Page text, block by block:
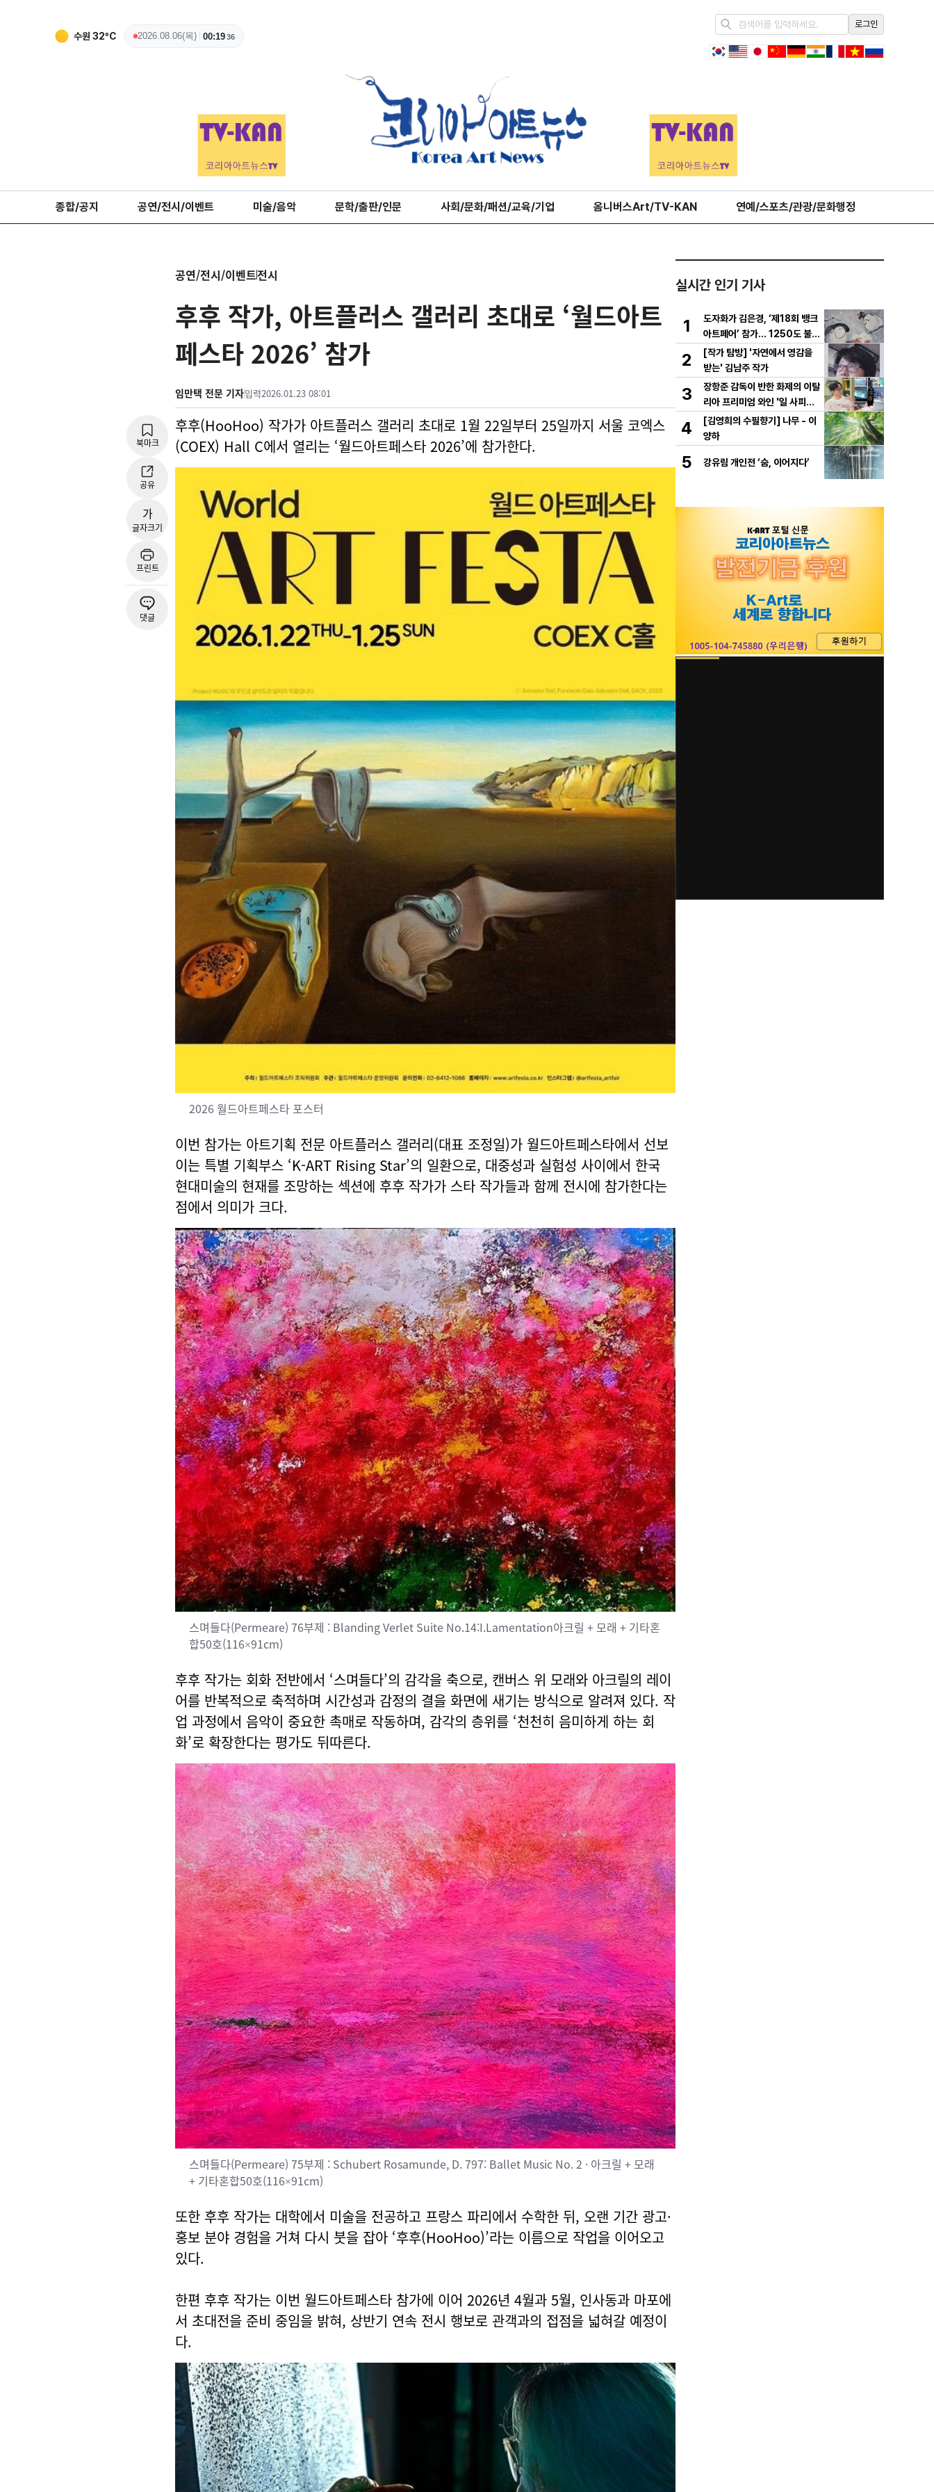
수원 32ºC 2026.08.06(목) 00:1937
로그인
종합/공지 공연/전시/이벤트 미술/음악 문학/출판/인문 사회/문화/패션/교육/기업 옴니버스Art/TV-KAN 연예/스포츠/관광/문화행정
공연/전시/이벤트전시
후후 작가, 아트플러스 갤러리 초대로 ‘월드아트
페스타 2026’ 참가
임만택 전문 기자입력2026.01.23 08:01
북마크
공유
가
글자크기
프린트
댓글
후후(HooHoo) 작가가 아트플러스 갤러리 초대로 1월 22일부터 25일까지 서울 코엑스
(COEX) Hall C에서 열리는 ‘월드아트페스타 2026’에 참가한다.
2026 월드아트페스타 포스터
이번 참가는 아트기획 전문 아트플러스 갤러리(대표 조정일)가 월드아트페스타에서 선보
이는 특별 기획부스 ‘K-ART Rising Star’의 일환으로, 대중성과 실험성 사이에서 한국
현대미술의 현재를 조망하는 섹션에 후후 작가가 스타 작가들과 함께 전시에 참가한다는
점에서 의미가 크다.
스며들다(Permeare) 76부제 : Blanding Verlet Suite No.14:I.Lamentation아크릴 + 모래 + 기타혼
합50호(116×91cm)
후후 작가는 회화 전반에서 ‘스며들다’의 감각을 축으로, 캔버스 위 모래와 아크릴의 레이
어를 반복적으로 축적하며 시간성과 감정의 결을 화면에 새기는 방식으로 알려져 있다. 작
업 과정에서 음악이 중요한 촉매로 작동하며, 감각의 층위를 ‘천천히 음미하게 하는 회
화’로 확장한다는 평가도 뒤따른다.
스며들다(Permeare) 75부제 : Schubert Rosamunde, D. 797: Ballet Music No. 2 · 아크릴 + 모래
+ 기타혼합50호(116×91cm)
또한 후후 작가는 대학에서 미술을 전공하고 프랑스 파리에서 수학한 뒤, 오랜 기간 광고·
홍보 분야 경험을 거쳐 다시 붓을 잡아 ‘후후(HooHoo)’라는 이름으로 작업을 이어오고
있다.
한편 후후 작가는 이번 월드아트페스타 참가에 이어 2026년 4월과 5월, 인사동과 마포에
서 초대전을 준비 중임을 밝혀, 상반기 연속 전시 행보로 관객과의 접점을 넓혀갈 예정이
다.
실시간 인기 기사
1
도자화가 김은경, ‘제18회 뱅크
아트페어’ 참가… 1250도 불이
빚은 동화 ‘숲속의 만찬’ 선보여
2
[작가 탐방] '자연에서 영감을
받는' 김남주 작가
3
장항준 감독이 반한 화제의 이탈
리아 프리미엄 와인 '일 사피엔
테', '2026 세계태권도 한마
당' 환영만찬 와인 선정!
4
[김영희의 수필향기] 나무 - 이
양하
5 강유림 개인전 ‘숨, 이어지다’